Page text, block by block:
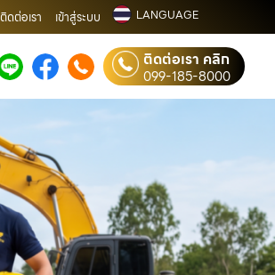
ติดต่อเรา เข้าสู่ระบบ LANGUAGE
ติดต่อเรา คลิก
099-185-8000